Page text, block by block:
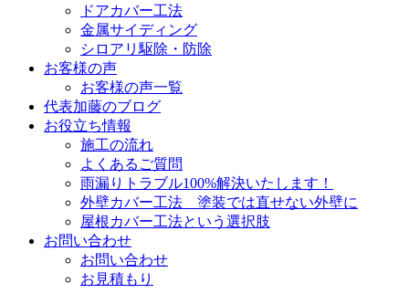
ドアカバー工法
金属サイディング
シロアリ駆除・防除
お客様の声
お客様の声一覧
代表加藤のブログ
お役立ち情報
施工の流れ
よくあるご質問
雨漏りトラブル100%解決いたします！
外壁カバー工法 塗装では直せない外壁に
屋根カバー工法という選択肢
お問い合わせ
お問い合わせ
お見積もり